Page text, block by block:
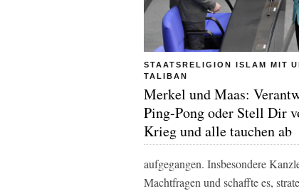
STAATSRELIGION ISLAM MIT
TALIBAN
Merkel und Maas:
Ping-Pong oder Stell Dir
Krieg und alle tauchen ab
aufgegangen. Insbesondere
Machtfragen und schaffte es,